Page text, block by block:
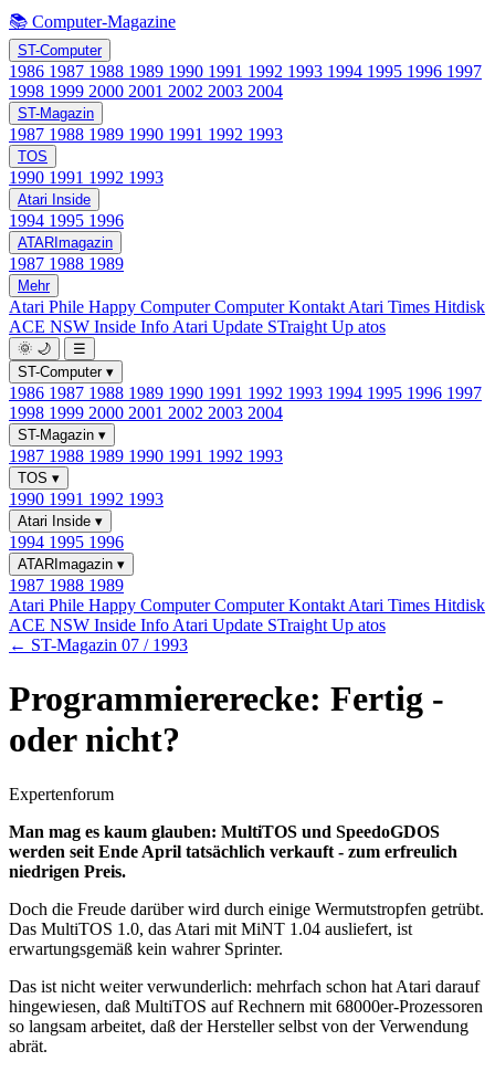
📚 Computer-Magazine
ST-Computer
1986 1987 1988 1989 1990 1991 1992 1993 1994 1995 1996 1997
1998 1999 2000 2001 2002 2003 2004
ST-Magazin
1987 1988 1989 1990 1991 1992 1993
TOS
1990 1991 1992 1993
Atari Inside
1994 1995 1996
ATARImagazin
1987 1988 1989
Mehr
Atari Phile Happy ComputerComputer Kontakt Atari Times Hitdisk
ACE NSW Inside Info Atari Update STraight Up atos
🌞 🌙
☰
ST-Computer ▾
1986 1987 1988 1989 1990 1991 1992 1993 1994 1995 1996 1997
1998 1999 2000 2001 2002 2003 2004
ST-Magazin ▾
1987 1988 1989 1990 1991 1992 1993
TOS ▾
1990 1991 1992 1993
Atari Inside ▾
1994 1995 1996
ATARImagazin ▾
1987 1988 1989
Atari Phile Happy ComputerComputer Kontakt Atari Times Hitdisk
ACE NSW Inside Info Atari Update STraight Up atos
← ST-Magazin 07 / 1993
Programmiererecke: Fertig -
oder nicht?
Expertenforum
Man mag es kaum glauben: MultiTOS und SpeedoGDOS
werden seit Ende April tatsächlich verkauft - zum erfreulich
niedrigen Preis.
Doch die Freude darüber wird durch einige Wermutstropfen getrübt.
Das MultiTOS 1.0, das Atari mit MiNT 1.04 ausliefert, ist
erwartungsgemäß kein wahrer Sprinter.
Das ist nicht weiter verwunderlich: mehrfach schon hat Atari darauf
hingewiesen, daß MultiTOS auf Rechnern mit 68000er-Prozessoren
so langsam arbeitet, daß der Hersteller selbst von der Verwendung
abrät.